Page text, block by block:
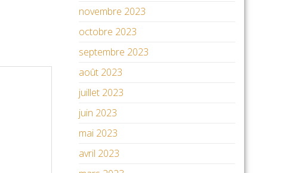
novembre 2023
octobre 2023
septembre 2023
août 2023
juillet 2023
juin 2023
mai 2023
avril 2023